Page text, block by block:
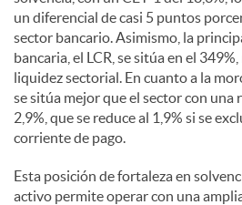
un diferencial de casi 5 puntos
sector bancario. Asimismo, la
bancaria, el LCR, se sitúa en el
liquidez sectorial. En cuanto a la
se sitúa mejor que el sector con una
2,9%, que se reduce al 1,9% si se
corriente de pago.
Esta posición de fortaleza en
activo permite operar con una